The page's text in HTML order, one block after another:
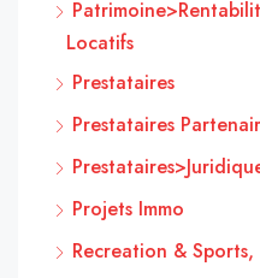
Locatifs
Prestataires
Prestataires
Projets Immo
Recreation & Sports,